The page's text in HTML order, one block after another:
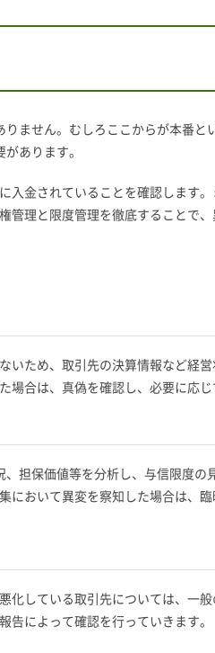
ません。むしろここからが本番
あります。
入金されていることを確認します
管理と限度管理を徹底することで
いため、取引先の決算情報など経
場合は、真偽を確認し、必要に応じ
担保価値等を分析し、与信限度
おいて異変を察知した場合は、臨
化している取引先については、一
告によって確認を行っていきます。